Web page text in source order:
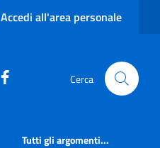
Accedi all'area personale
https:// Cerca
Tutti gli argomenti...